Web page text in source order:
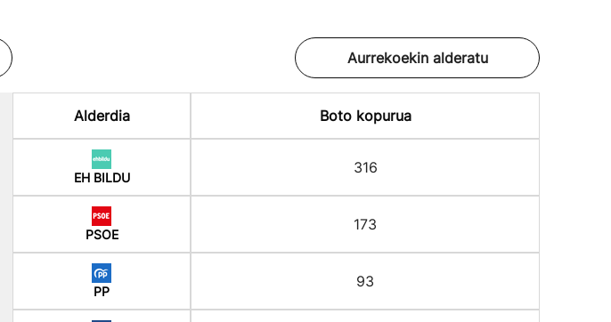
Aurrekoekin alderatu
Alderdia Boto kopurua
EH BILDU
316
PSOE
173
PP
93